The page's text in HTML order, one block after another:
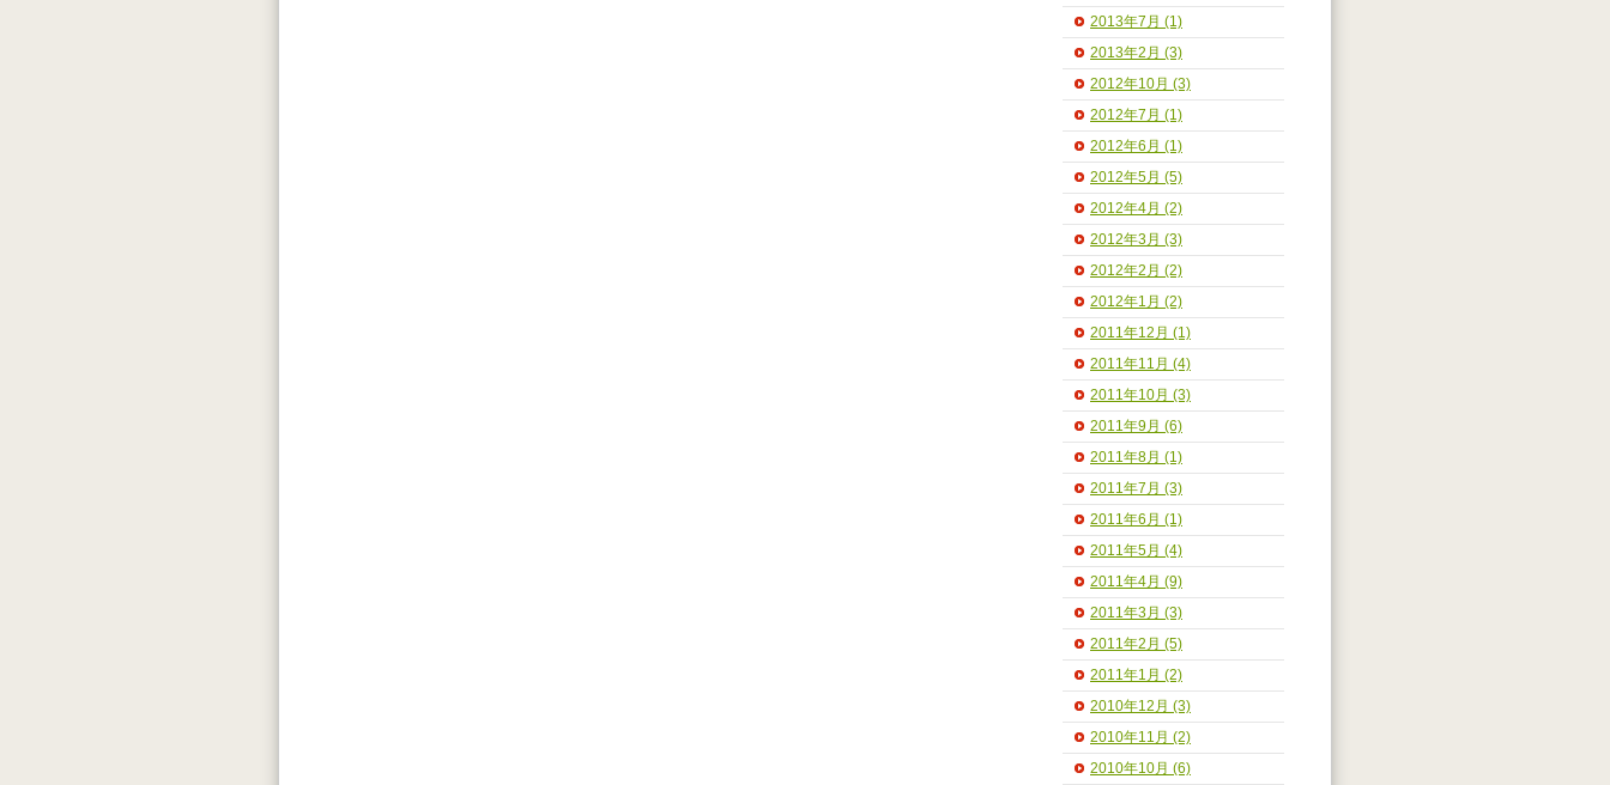
2013年7月 (1)
2013年2月 (3)
2012年10月 (3)
2012年7月 (1)
2012年6月 (1)
2012年5月 (5)
2012年4月 (2)
2012年3月 (3)
2012年2月 (2)
2012年1月 (2)
2011年12月 (1)
2011年11月 (4)
2011年10月 (3)
2011年9月 (6)
2011年8月 (1)
2011年7月 (3)
2011年6月 (1)
2011年5月 (4)
2011年4月 (9)
2011年3月 (3)
2011年2月 (5)
2011年1月 (2)
2010年12月 (3)
2010年11月 (2)
2010年10月 (6)